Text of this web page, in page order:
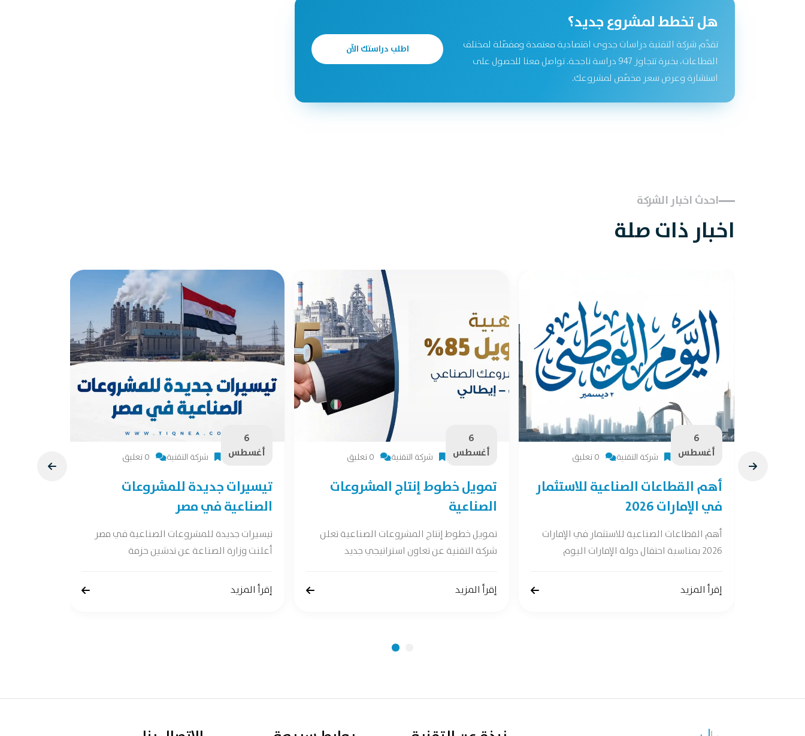
هل تخطط لمشروع جديد؟
تقدّم شركة التقنية دراسات جدوى اقتصادية معتمدة ومفصّلة لمختلف
القطاعات، بخبرة تتجاوز 947 دراسة ناجحة. تواصل معنا للحصول على
استشارة وعرض سعر مخصّص لمشروعك.
اطلب دراستك الآن
احدث اخبار الشركة
اخبار ذات صلة
6
أغسطس
شركة التقنية 0 تعليق
تيسيرات جديدة للمشروعات
الصناعية في مصر
تيسيرات جديدة للمشروعات الصناعية في مصر
أعلنت وزارة الصناعة عن تدشين حزمة
إقرأ المزيد
6
أغسطس
شركة التقنية 0 تعليق
تمويل خطوط إنتاج المشروعات
الصناعية
تمويل خطوط إنتاج المشروعات الصناعية تعلن
شركة التقنية عن تعاون استراتيجي جديد
إقرأ المزيد
6
أغسطس
شركة التقنية 0 تعليق
أهم القطاعات الصناعية للاستثمار
في الإمارات 2026
أهم القطاعات الصناعية للاستثمار في الإمارات
2026 بمناسبة احتفال دولة الإمارات اليوم
إقرأ المزيد